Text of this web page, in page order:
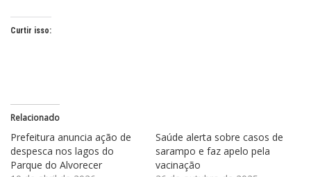
Curtir isso:
Relacionado
Prefeitura anuncia ação de
despesca nos lagos do
Parque do Alvorecer
Saúde alerta sobre casos de
sarampo e faz apelo pela
vacinação